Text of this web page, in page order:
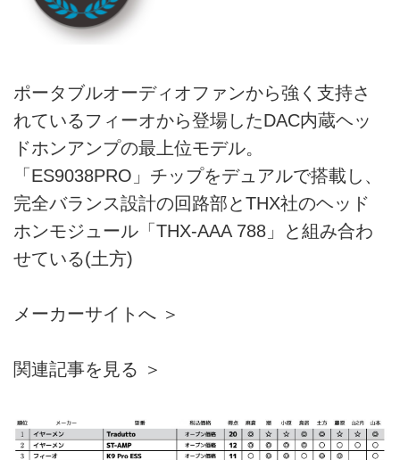
ポータブルオーディオファンから強く支持さ
れているフィーオから登場したDAC内蔵ヘッ
ドホンアンプの最上位モデル。
「ES9038PRO」チップをデュアルで搭載し、
完全バランス設計の回路部とTHX社のヘッド
ホンモジュール「THX-AAA 788」と組み合わ
せている(土方)
メーカーサイトへ ＞
関連記事を見る ＞